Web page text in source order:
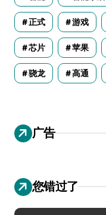
正式 游戏
芯片 苹果
骁龙 高通
广告
您错过了